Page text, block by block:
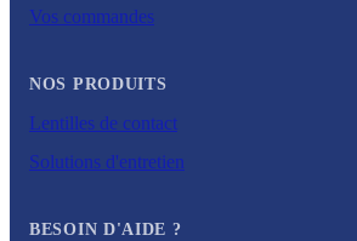
Vos commandes
NOS PRODUITS
Lentilles de contact
Solutions d'entretien
BESOIN D'AIDE ?